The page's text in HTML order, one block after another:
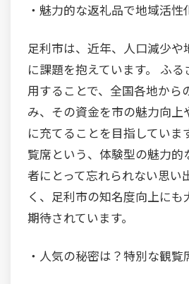
・魅力的な返礼品で地域活性
足利市は、近年、人口減少や
に課題を抱えています。 ふ
用することで、全国各地から
み、その資金を市の魅力向上
に充てることを目指していま
覧席という、体験型の魅力的
者にとって忘れられない思い
く、足利市の知名度向上にも
期待されています。
・人気の秘密は？特別な観覧